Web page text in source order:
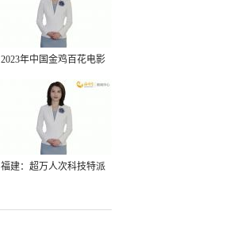
2023年中国金鸡百花电影
节有福电影巡展31日启动
福建：超万人次科技特派